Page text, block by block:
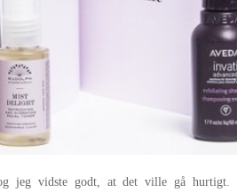
jeg vidste godt, at det ville gå hurtigt.